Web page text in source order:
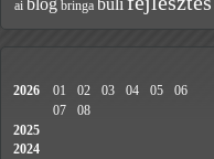
ai blog bringa buli
2026 01 02 03 04 05
06
07
08
2025
2024